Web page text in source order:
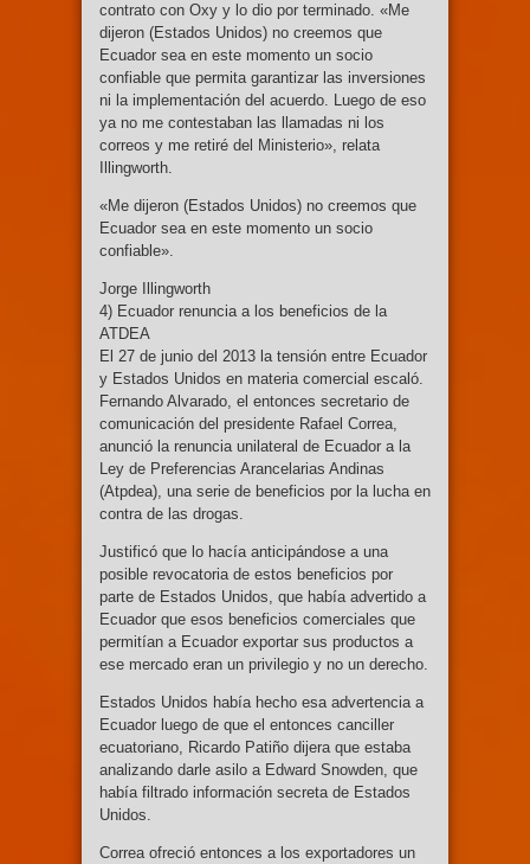
contrato con Oxy y lo dio por terminado. «Me
dijeron (Estados Unidos) no creemos que
Ecuador sea en este momento un socio
confiable que permita garantizar las inversiones
ni la implementación del acuerdo. Luego de eso
ya no me contestaban las llamadas ni los
correos y me retiré del Ministerio», relata
Illingworth.
«Me dijeron (Estados Unidos) no creemos que
Ecuador sea en este momento un socio
confiable».
Jorge Illingworth
4) Ecuador renuncia a los beneficios de la
ATDEA
El 27 de junio del 2013 la tensión entre Ecuador
y Estados Unidos en materia comercial escaló.
Fernando Alvarado, el entonces secretario de
comunicación del presidente Rafael Correa,
anunció la renuncia unilateral de Ecuador a la
Ley de Preferencias Arancelarias Andinas
(Atpdea), una serie de beneficios por la lucha en
contra de las drogas.
Justificó que lo hacía anticipándose a una
posible revocatoria de estos beneficios por
parte de Estados Unidos, que había advertido a
Ecuador que esos beneficios comerciales que
permitían a Ecuador exportar sus productos a
ese mercado eran un privilegio y no un derecho.
Estados Unidos había hecho esa advertencia a
Ecuador luego de que el entonces canciller
ecuatoriano, Ricardo Patiño dijera que estaba
analizando darle asilo a Edward Snowden, que
había filtrado información secreta de Estados
Unidos.
Correa ofreció entonces a los exportadores un